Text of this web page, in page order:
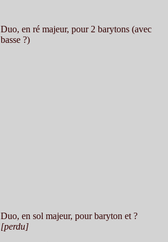
Duo, en ré majeur, pour 2 barytons (avec
basse ?)
Duo, en sol majeur, pour baryton et ?
[perdu]